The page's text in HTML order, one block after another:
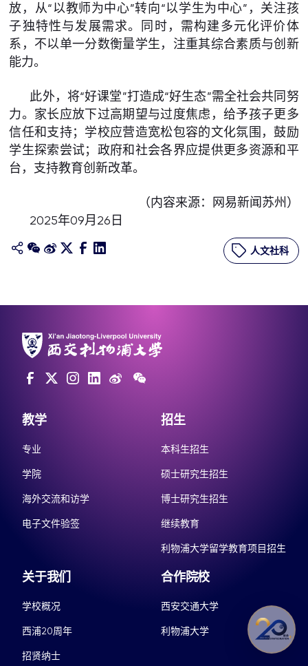
放，从“以教师为中心”转向“以学生为中心”，关注孩
子独特性与发展需求。同时，需构建多元化评价体
系，不以单一分数衡量学生，注重其综合素质与创新
能力。
此外，将“好课堂”打造成“好生态”需全社会共同努
力。家长应放下过高期望与过度焦虑，给予孩子更多
信任和支持；学校应营造宽松包容的文化氛围，鼓励
学生探索尝试；政府和社会各界应提供更多资源和平
台，支持教育创新改革。
（内容来源：网易新闻苏州）
2025年09月26日
人文社科
教学
专业
学院
海外交流和访学
电子文件验签
招生
本科生招生
硕士研究生招生
博士研究生招生
继续教育
利物浦大学留学教育项目招生
关于我们
学校概况
西浦20周年
招贤纳士
合作院校
西安交通大学
利物浦大学